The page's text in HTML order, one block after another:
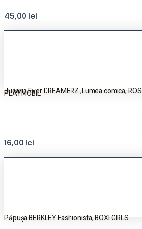
45,00 lei
Jucarie Ever DREAMERZ ,Lumea comica,
PLAYMOBIL
16,00 lei
Păpușa BERKLEY Fashionista, BOXI GIRLS